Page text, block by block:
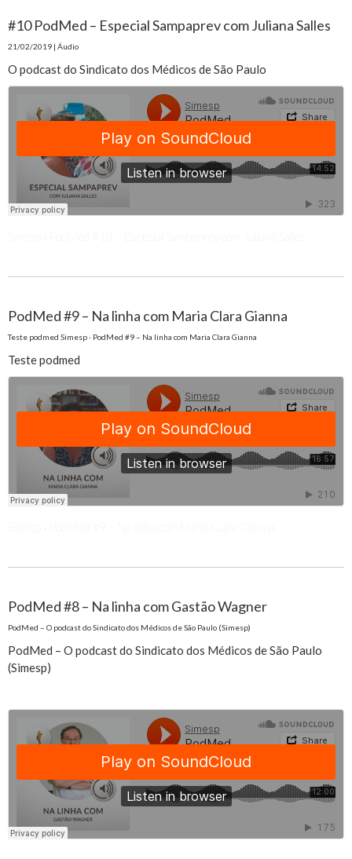
#10 PodMed – Especial Sampaprev com Juliana Salles
21/02/2019 | Áudio
O podcast do Sindicato dos Médicos de São Paulo
Simesp · PodMed #10 – Especial Sampaprev com Juliana Salles
PodMed #9 – Na linha com Maria Clara Gianna
Teste podmed Simesp · PodMed #9 – Na linha com Maria Clara Gianna
Teste podmed
Simesp · PodMed #9 – Na linha com Maria Clara Gianna
PodMed #8 – Na linha com Gastão Wagner
PodMed – O podcast do Sindicato dos Médicos de São Paulo (Simesp)
PodMed – O podcast do Sindicato dos Médicos de São Paulo
(Simesp)